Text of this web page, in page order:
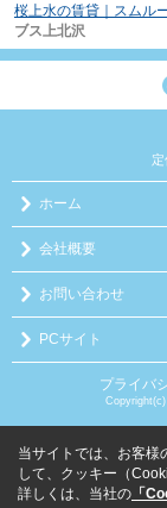
桜上水の賃貸｜スムル
ブス上北沢
ホーム
会社概要
お問い合わせ
PCサイト
プライバ
当サイトでは、お客様
して、クッキー（
詳しくは、当社の 「